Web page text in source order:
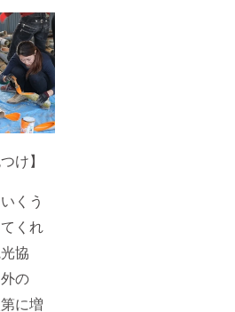
け】
くう
くれ
協
の
に増